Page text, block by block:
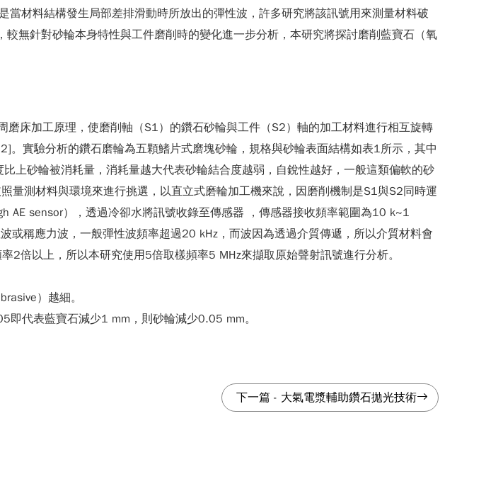
材料結構發生局部差排滑動時所放出的彈性波，許多研究將該訊號用來測量材料破
無針對砂輪本身特性與工件磨削時的變化進一步分析，本研究將探討磨削藍寶石（氧
床加工原理，使磨削軸（S1）的鑽石砂輪與工件（S2）軸的加工材料進行相互旋轉
實驗分析的鑽石磨輪為五顆鰭片式磨塊砂輪，規格與砂輪表面結構如表1所示，其中
上砂輪被消耗量，消耗量越大代表砂輪結合度越弱，自銳性越好，一般這類偏軟的砂
量測材料與環境來進行挑選，以直立式磨輪加工機來說，因磨削機制是S1與S2同時運
AE sensor），透過冷卻水將訊號收錄至傳感器 ，傳感器接收頻率範圍為10 k~1
或稱應力波，一般彈性波頻率超過20 kHz，而波因為透過介質傳遞，所以介質材料會
倍以上，所以本研究使用5倍取樣頻率5 MHz來擷取原始聲射訊號進行分析。
）越細。
代表藍寶石減少1 mm，則砂輪減少0.05 mm。
下一篇 - 大氣電漿輔助鑽石拋光技術